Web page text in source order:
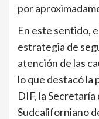
por
En este sentido,
estrategia de
atención de las
lo que destacó la
DIF, la
Sudcaliforniano